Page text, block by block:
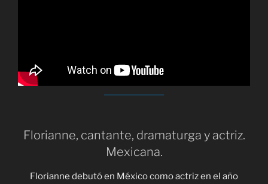
Florianne, cantante, dramaturga y actriz.
Mexicana.
Florianne debutó en México como actriz en el año